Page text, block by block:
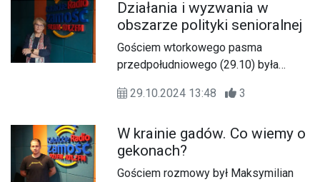
Susiec.
Działania i wyzwania w
obszarze polityki senioralnej
Gościem wtorkowego pasma
przedpołudniowego (29.10) była
do Zespołu Ekspertów ds. Polityki
Lubelskim oraz przewodnicząca
Zamojskiej Rady Seniorów.
29.10.2024 13:48 3
W krainie gadów. Co wiemy o
gekonach?
Gościem rozmowy był Maksymilian